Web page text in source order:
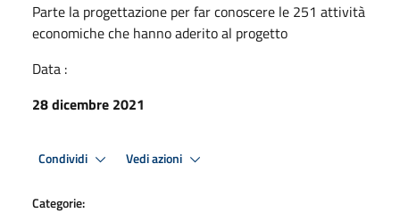
Parte la progettazione per far conoscere le 251 attività
economiche che hanno aderito al progetto
Data :
28 dicembre 2021
Condividi Vedi azioni
Categorie: